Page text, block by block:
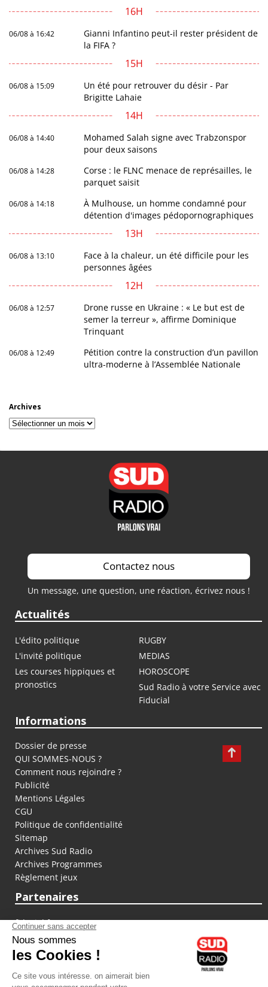
16H
06/08 à 16:42
Gianni Infantino peut-il rester président de
la FIFA ?
15H
06/08 à 15:09
Un été pour retrouver du désir - Par
Brigitte Lahaie
14H
06/08 à 14:40
Mohamed Salah signe avec Trabzonspor
pour deux saisons
06/08 à 14:28
Corse : le FLNC menace de représailles, le
parquet saisit
06/08 à 14:18
À Mulhouse, un homme condamné pour
détention d'images pédopornographiques
13H
06/08 à 13:10
Face à la chaleur, un été difficile pour les
personnes âgées
12H
06/08 à 12:57
Drone russe en Ukraine : « Le but est de
semer la terreur », affirme Dominique
Trinquant
06/08 à 12:49
Pétition contre la construction d’un pavillon
ultra-moderne à l’Assemblée Nationale
Archives
Archives
Contactez nous
Un message, une question, une réaction, écrivez nous !
Actualités
L'édito politique
RUGBY
L'invité politique
MEDIAS
Les courses hippiques et
pronostics
HOROSCOPE
Sud Radio à votre Service avec
Fiducial
Informations
Dossier de presse
QUI SOMMES-NOUS ?
Comment nous rejoindre ?
Publicité
Mentions Légales
CGU
Politique de confidentialité
Sitemap
Archives Sud Radio
Archives Programmes
Règlement jeux
Partenaires
fiducial.fr
lyoncapitale.fr
olympique-et-lyonnais.com
L'application Iphone / Android